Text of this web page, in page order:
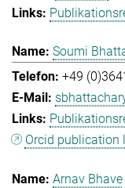
Soumi
+49
Orcid publication
Arnav Bhave